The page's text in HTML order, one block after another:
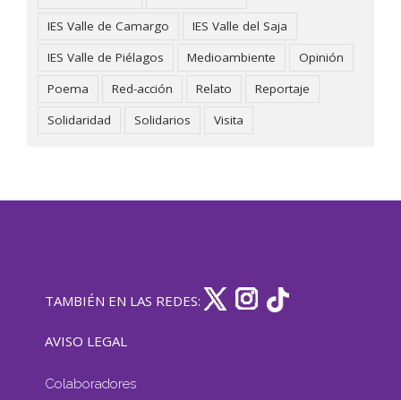
IES Valle de Camargo
IES Valle del Saja
IES Valle de Piélagos
Medioambiente
Opinión
Poema
Red-acción Relato
Reportaje
Solidaridad
Solidarios Visita
TAMBIÉN EN LAS REDES:
AVISO LEGAL
Colaboradores